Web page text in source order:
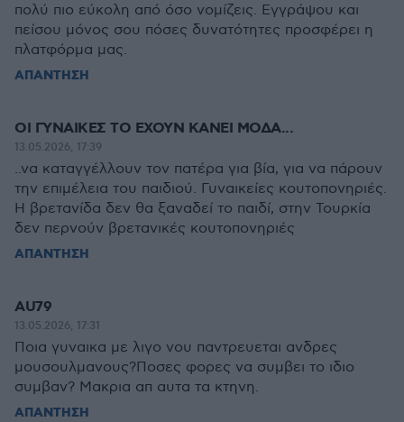
πολύ πιο εύκολη από όσο νομίζεις. Εγγράψου και
πείσου μόνος σου πόσες δυνατότητες προσφέρει η
πλατφόρμα μας.
ΑΠΑΝΤΗΣΗ
ΟΙ ΓΥΝΑΙΚΕΣ ΤΟ ΕΧΟΥΝ ΚΑΝΕΙ ΜΟΔΑ...
13.05.2026, 17:39
..να καταγγέλλουν τον πατέρα για βία, για να πάρουν
την επιμέλεια του παιδιού. Γυναικείες κουτοπονηριές.
Η βρετανίδα δεν θα ξαναδεί το παιδί, στην Τουρκία
δεν περνούν βρετανικές κουτοπονηριές
ΑΠΑΝΤΗΣΗ
AU79
13.05.2026, 17:31
Ποια γυναικα με λιγο νου παντρευεται ανδρες
μουσουλμανους?Ποσες φορες να συμβει το ιδιο
συμβαν? Μακρια απ αυτα τα κτηνη.
ΑΠΑΝΤΗΣΗ